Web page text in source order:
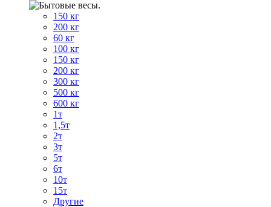
150 кг
200 кг
60 кг
100 кг
150 кг
200 кг
300 кг
500 кг
600 кг
1т
1,5т
2т
3т
5т
6т
10т
15т
Другие